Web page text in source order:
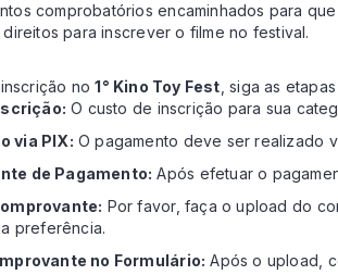
comprobatórios encaminhados para
para inscrever o filme no festival.
no1° Kino Toy Fest , siga as
O custo de inscrição para sua
via PIX: O pagamento deve ser realizado
de Pagamento: Após efetuar o
Por favor, faça o upload do
preferência.
no Formulário: Após o upload,